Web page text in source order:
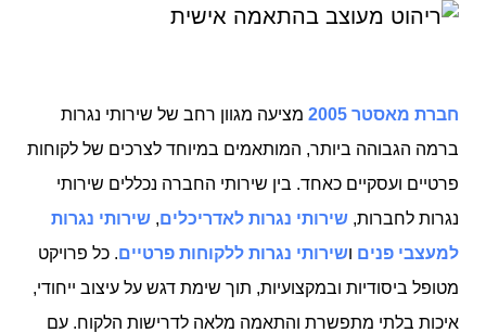
חברת מאסטר 2005
מציעה מגוון רחב של שירותי נגרות
ברמה הגבוהה ביותר, המותאמים במיוחד לצרכים של לקוחות
פרטיים ועסקיים כאחד. בין שירותי החברה נכללים שירותי
נגרות לחברות, שירותי נגרות לאדריכלים, שירותי נגרות
למעצבי פנים ושירותי נגרות ללקוחות פרטיים. כל פרויקט
מטופל ביסודיות ובמקצועיות, תוך שימת דגש על עיצוב ייחודי,
איכות בלתי מתפשרת והתאמה מלאה לדרישות הלקוח. עם